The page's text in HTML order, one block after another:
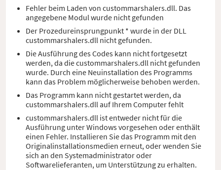
Fehler beim Laden von custommarshalers.dll. Das
angegebene Modul wurde nicht gefunden
Der Prozedureinsprungpunkt * wurde in der DLL
custommarshalers.dll nicht gefunden.
Die Ausführung des Codes kann nicht fortgesetzt
werden, da die custommarshalers.dll nicht gefunden
wurde. Durch eine Neuinstallation des Programms
kann das Problem möglicherweise behoben werden.
Das Programm kann nicht gestartet werden, da
custommarshalers.dll auf Ihrem Computer fehlt
custommarshalers.dll ist entweder nicht für die
Ausführung unter Windows vorgesehen oder enthält
einen Fehler. Installieren Sie das Programm mit den
Originalinstallationsmedien erneut, oder wenden Sie
sich an den Systemadministrator oder
Softwarelieferanten, um Unterstützung zu erhalten.